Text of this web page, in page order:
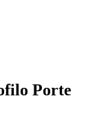
Porte